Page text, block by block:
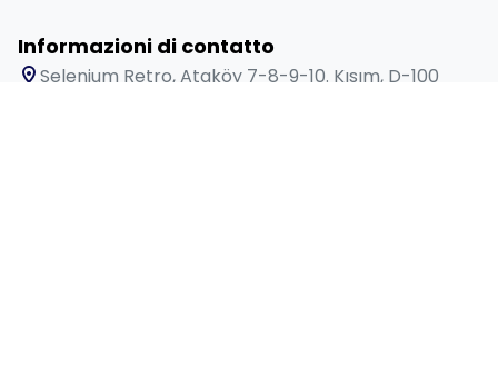
Informazioni di contatto
Selenium Retro, Ataköy 7-8-9-10. Kısım, D-100